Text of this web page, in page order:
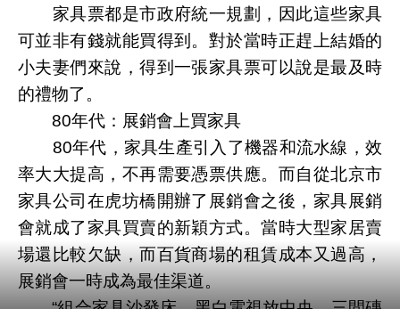
家具票都是市政府統一規劃，因此這些家具
可並非有錢就能買得到。對於當時正趕上結婚的
小夫妻們來說，得到一張家具票可以說是最及時
的禮物了。
80年代：展銷會上買家具
80年代，家具生產引入了機器和流水線，效
率大大提高，不再需要憑票供應。而自從北京市
家具公司在虎坊橋開辦了展銷會之後，家具展銷
會就成了家具買賣的新穎方式。當時大型家居賣
場還比較欠缺，而百貨商場的租賃成本又過高，
展銷會一時成為最佳渠道。